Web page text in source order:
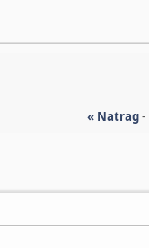
« Natrag-